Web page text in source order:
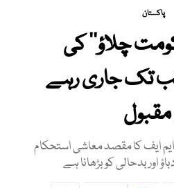
پاکستان
چلاؤ‘‘ کی
تک جاری رہے
ایف کا مقصد معاشی استحکام
اور بدحالی کو بڑھانا ہے